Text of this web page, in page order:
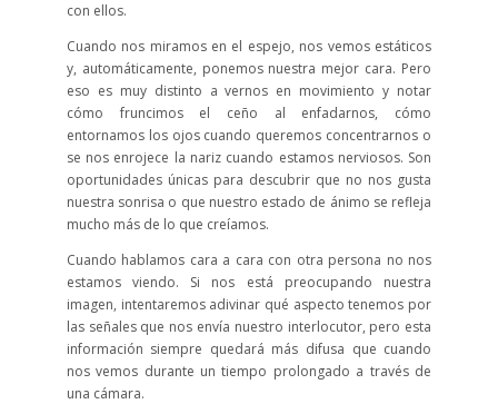
con ellos.
Cuando nos miramos en el espejo, nos vemos estáticos
y, automáticamente, ponemos nuestra mejor cara. Pero
eso es muy distinto a vernos en movimiento y notar
cómo fruncimos el ceño al enfadarnos, cómo
entornamos los ojos cuando queremos concentrarnos o
se nos enrojece la nariz cuando estamos nerviosos. Son
oportunidades únicas para descubrir que no nos gusta
nuestra sonrisa o que nuestro estado de ánimo se refleja
mucho más de lo que creíamos.
Cuando hablamos cara a cara con otra persona no nos
estamos viendo. Si nos está preocupando nuestra
imagen, intentaremos adivinar qué aspecto tenemos por
las señales que nos envía nuestro interlocutor, pero esta
información siempre quedará más difusa que cuando
nos vemos durante un tiempo prolongado a través de
una cámara.